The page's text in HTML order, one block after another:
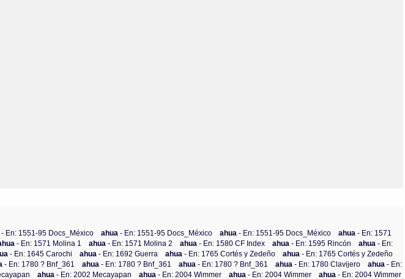
- En: 1551-95 Docs_México ahua- En: 1551-95 Docs_México ahua- En: 1551-95 Docs_México ahua- En: 1571
- En: 1571 Molina 1 ahua- En: 1571 Molina 2 ahua- En: 1580 CF Index ahua- En: 1595 Rincón ahua- En:
- En: 1645 Carochi ahua- En: 1692 Guerra ahua- En: 1765 Cortés y Zedeño ahua- En: 1765 Cortés y Zedeño
- En: 1780 ? Bnf_361 ahua- En: 1780 ? Bnf_361 ahua- En: 1780 ? Bnf_361 ahua- En: 1780 Clavijero ahua- En:
ahua- En: 2002 Mecayapan ahua- En: 2004 Wimmer ahua- En: 2004 Wimmer ahua- En: 2004 Wimmer